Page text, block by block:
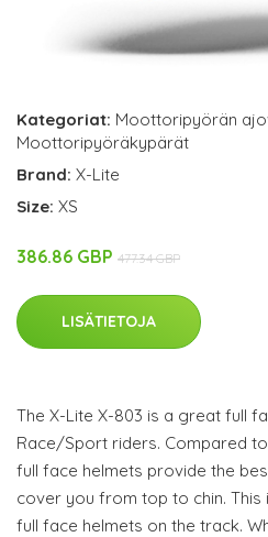
Kategoriat: Moottoripyörän
Moottoripyöräkypärät
Brand: X-Lite
Size: XS
386.86 GBP 477.34 GBP
LISÄTIETOJA
The X-Lite X-803 is a great full
Race/Sport riders. Compared
full face helmets provide the
cover you from top to chin. This
full face helmets on the track.